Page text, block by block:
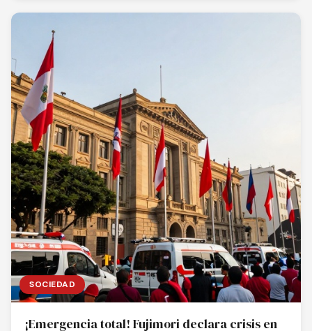
SOCIEDAD
¡Emergencia total! Fujimori declara crisis en